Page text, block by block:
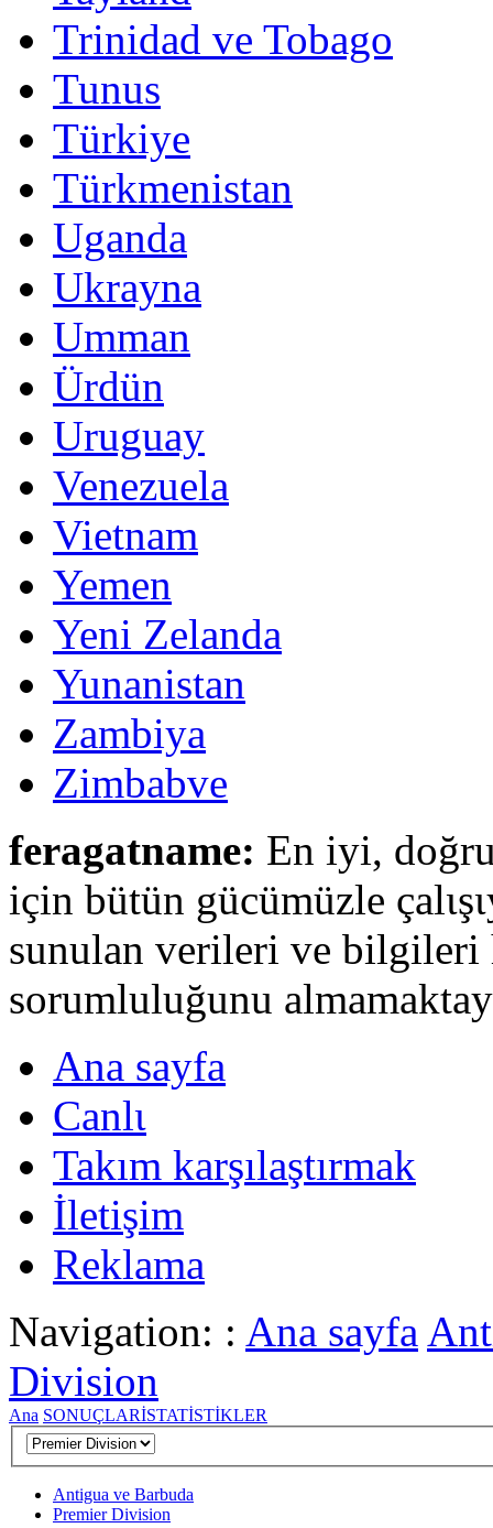
Trinidad ve Tobago
Tunus
Türkiye
Türkmenistan
Uganda
Ukrayna
Umman
Ürdün
Uruguay
Venezuela
Vietnam
Yemen
Yeni Zelanda
Yunanistan
Zambiya
Zimbabve
feragatname: En iyi,
için bütün gücümüzle
sunulan verileri ve bilgileri
sorumluluğunu
Ana sayfa
Canlι
Takım karşılaştırmak
İletişim
Reklama
Navigation: : Ana sayfa
Division
Ana SONUÇLARİSTATİSTİKLER
Antigua ve Barbuda
Premier Division